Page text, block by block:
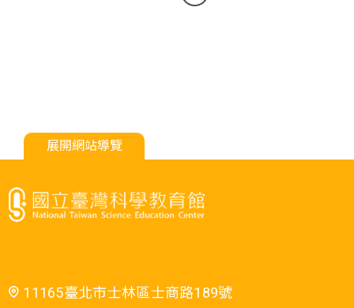
展開網站導覽
11165臺北市士林區士商路189號